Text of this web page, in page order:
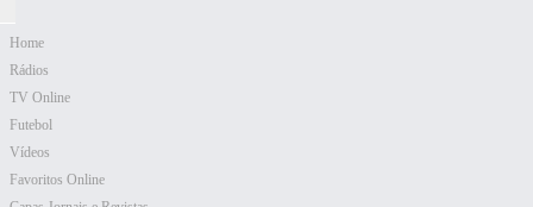
Home
Rádios
TV Online
Futebol
Vídeos
Favoritos Online